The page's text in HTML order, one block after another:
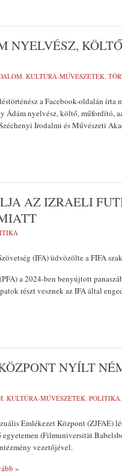
NYELVÉSZ,
, KULTÚRA-MŰVÉSZETEK,
a Facebook-oldalán írta
Ádám nyelvész, költő, műfordító,
Irodalmi és Művészeti
AZ IZRAELI
(IFA) üdvözölte a FIFA
a 2024-ben benyújtott
részt vesznek az IFA által
NYÍLT
, KULTÚRA-MŰVÉSZETEK, POLITIKA,
Emlékezet Központ (ZJFAE)
(Filmuniversität
vezetőjével.
»